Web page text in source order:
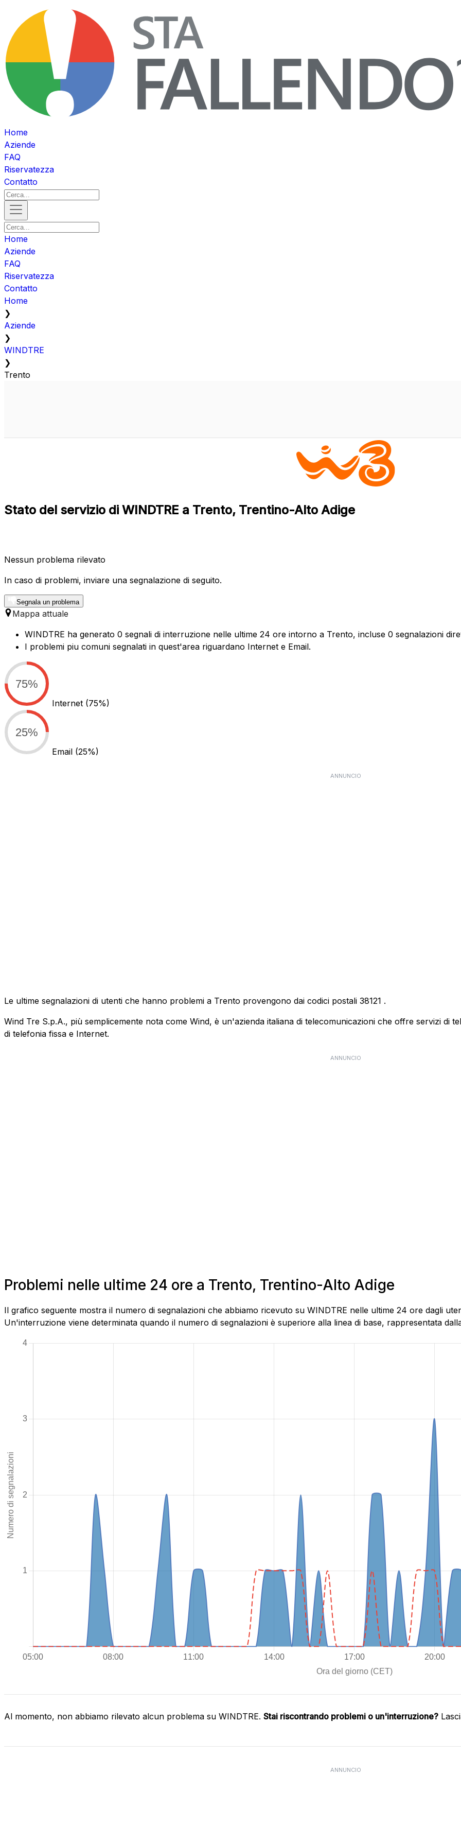
Home
Aziende
FAQ
Riservatezza
Contatto
Home
Aziende
FAQ
Riservatezza
Contatto
Home
❯
Aziende
❯
WINDTRE
❯
Trento
Stato del servizio di WINDTRE a Trento, Trentino-Alto Adige
Nessun problema rilevato
In caso di problemi, inviare una segnalazione di seguito.
Segnala un problema
Mappa attuale
WINDTRE ha generato 0 segnali di interruzione nelle ultime 24 ore intorno a Trento, incluse 0 segnalazioni
I problemi piu comuni segnalati in quest'area riguardano Internet e Email.
75%
Internet (75%)
25%
Email (25%)
ANNUNCIO
Le ultime segnalazioni di utenti che hanno problemi a Trento provengono dai codici postali 38121 .
Wind Tre S.p.A., più semplicemente nota come Wind, è un'azienda italiana di telecomunicazioni che offre servizi di
di telefonia fissa e Internet.
ANNUNCIO
Problemi nelle ultime 24 ore a Trento, Trentino-Alto Adige
Il grafico seguente mostra il numero di segnalazioni che abbiamo ricevuto su WINDTRE nelle ultime 24 ore dagli
Un'interruzione viene determinata quando il numero di segnalazioni è superiore alla linea di base, rappresentata
Al momento, non abbiamo rilevato alcun problema su WINDTRE. Stai riscontrando problemi o un'interruzione?
ANNUNCIO